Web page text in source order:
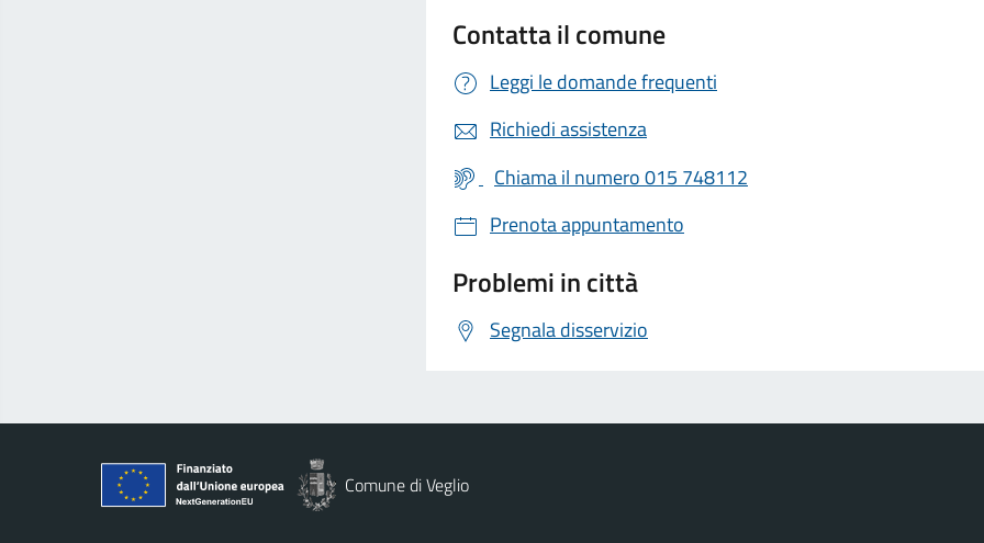
Contatta il comune
Leggi le domande frequenti
Richiedi assistenza
Chiama il numero 015 748112
Prenota appuntamento
Problemi in città
Segnala disservizio
Comune di Veglio